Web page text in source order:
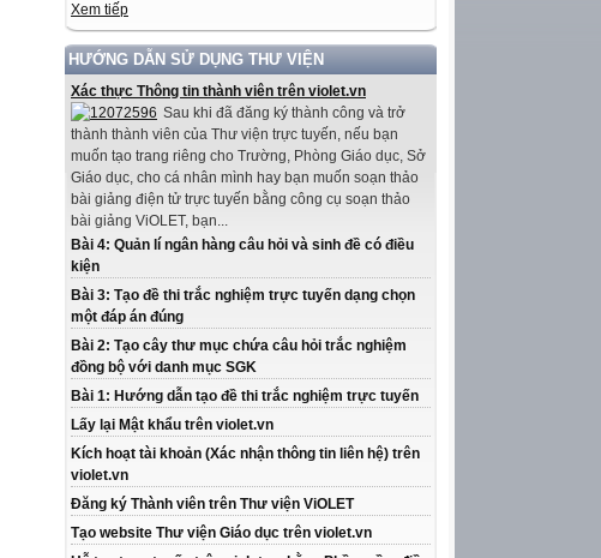
Xem tiếp
HƯỚNG DẪN SỬ DỤNG THƯ VIỆN
Xác thực Thông tin thành viên trên violet.vn
Sau khi đã đăng ký thành công và trở
thành thành viên của Thư viện trực tuyến, nếu bạn
muốn tạo trang riêng cho Trường, Phòng Giáo dục, Sở
Giáo dục, cho cá nhân mình hay bạn muốn soạn thảo
bài giảng điện tử trực tuyến bằng công cụ soạn thảo
bài giảng ViOLET, bạn...
Bài 4: Quản lí ngân hàng câu hỏi và sinh đề có điều
kiện
Bài 3: Tạo đề thi trắc nghiệm trực tuyến dạng chọn
một đáp án đúng
Bài 2: Tạo cây thư mục chứa câu hỏi trắc nghiệm
đồng bộ với danh mục SGK
Bài 1: Hướng dẫn tạo đề thi trắc nghiệm trực tuyến
Lấy lại Mật khẩu trên violet.vn
Kích hoạt tài khoản (Xác nhận thông tin liên hệ) trên
violet.vn
Đăng ký Thành viên trên Thư viện ViOLET
Tạo website Thư viện Giáo dục trên violet.vn